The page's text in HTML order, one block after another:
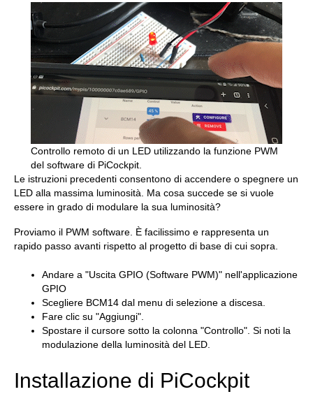
Controllo remoto di un LED utilizzando la funzione PWM
del software di PiCockpit.
Le istruzioni precedenti consentono di accendere o spegnere un
LED alla massima luminosità. Ma cosa succede se si vuole
essere in grado di modulare la sua luminosità?
Proviamo il PWM software. È facilissimo e rappresenta un
rapido passo avanti rispetto al progetto di base di cui sopra.
Andare a "Uscita GPIO (Software PWM)" nell'applicazione
GPIO
Scegliere BCM14 dal menu di selezione a discesa.
Fare clic su "Aggiungi".
Spostare il cursore sotto la colonna "Controllo". Si noti la
modulazione della luminosità del LED.
Installazione di PiCockpit